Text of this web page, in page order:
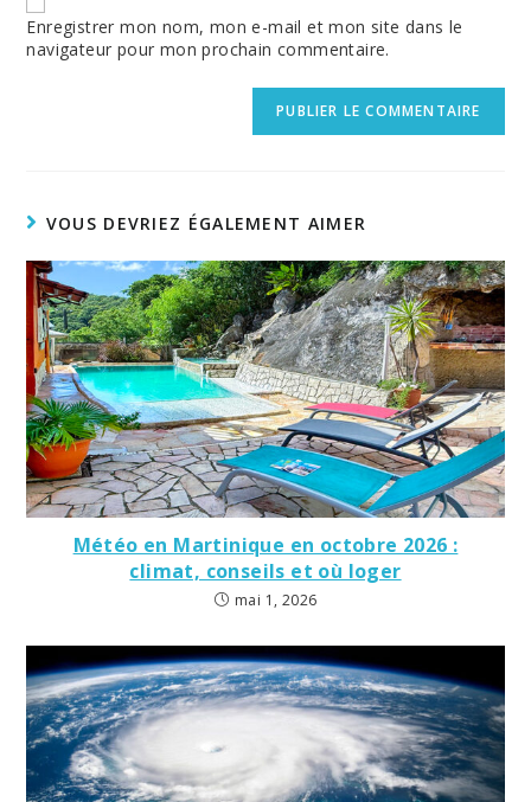
(optional)
Enregistrer mon nom, mon e-mail et mon site dans le
navigateur pour mon prochain commentaire.
VOUS DEVRIEZ ÉGALEMENT AIMER
Météo en Martinique en octobre 2026 :
climat, conseils et où loger
mai 1, 2026